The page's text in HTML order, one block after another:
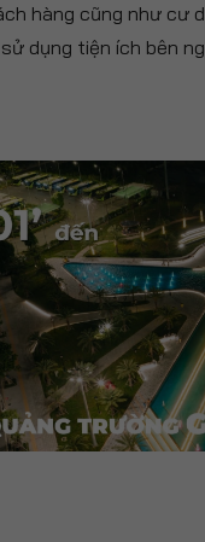
hàng cũng như cư
dụng tiện ích bên